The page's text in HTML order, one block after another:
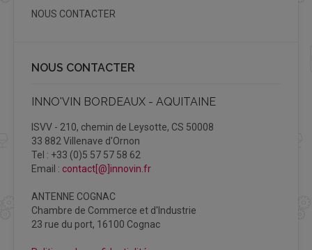
NOUS CONTACTER
NOUS CONTACTER
INNO'VIN BORDEAUX - AQUITAINE
ISVV - 210, chemin de Leysotte, CS 50008
33 882 Villenave d'Ornon
Tel : +33 (0)5 57 57 58 62
Email : contact[@]innovin.fr
ANTENNE COGNAC
Chambre de Commerce et d'Industrie
23 rue du port, 16100 Cognac